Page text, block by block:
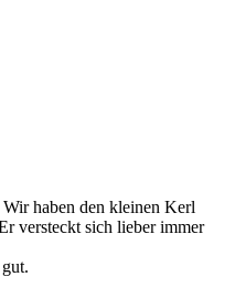
haben den kleinen Kerl
versteckt sich lieber immer